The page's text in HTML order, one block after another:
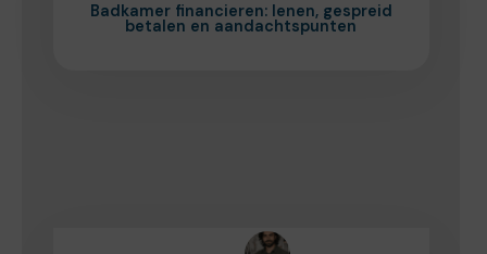
Badkamer financieren: lenen, gespreid
betalen en aandachtspunten